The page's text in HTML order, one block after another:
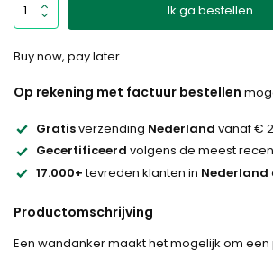
Ik ga bestellen
Buy now, pay later
Op rekening met factuur bestellen
Gratisverzending Nederland vanaf €
Gecertificeerd volgens de meest
17.000+tevreden klanten in Nederland
Productomschrijving
Een wandanker maakt het mogelijk om